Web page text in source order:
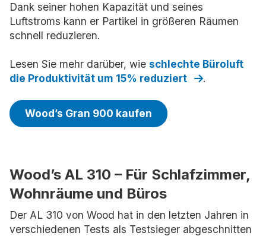
Dank seiner hohen Kapazität und seines
Luftstroms kann er Partikel in größeren Räumen
schnell reduzieren.
Lesen Sie mehr darüber, wie schlechte Büroluft
die Produktivität um 15% reduziert
.
Wood’s Gran 900 kaufen
Wood’s AL 310 – Für Schlafzimmer,
Wohnräume und Büros
Der AL 310 von Wood hat in den letzten Jahren in
verschiedenen Tests als Testsieger abgeschnitten